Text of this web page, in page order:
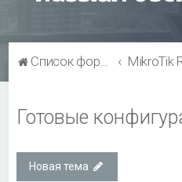
Список форумов
Готовые
Новая тема